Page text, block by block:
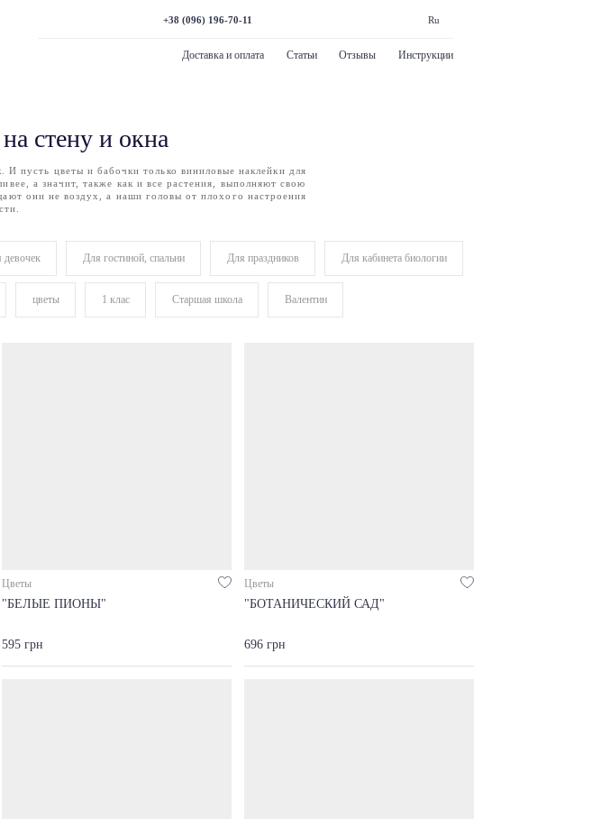
+38 (096) 196-70-11 Ru
Доставка и оплата Статьи Отзывы Инструкции
стену и окна
пусть цветы и бабочки только виниловые наклейки для
а значит, также как и все растения, выполняют свою
они не воздух, а наши головы от плохого настроения
девочек Для гостиной, спальни Для праздников Для кабинета биологии
цветы 1 клас Старшая школа Валентин
Цветы
"БЕЛЫЕ ПИОНЫ"
595 грн
Цветы
"БОТАНИЧЕСКИЙ САД"
696 грн